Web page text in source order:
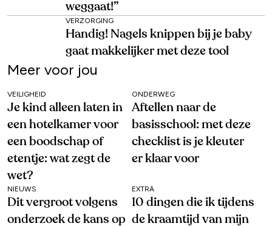
weggaat!’’
VERZORGING
Handig! Nagels knippen bij je baby
gaat makkelijker met deze tool
Meer voor jou
VEILIGHEID
Je kind alleen laten in
een hotelkamer voor
een boodschap of
etentje: wat zegt de
wet?
ONDERWEG
Aftellen naar de
basisschool: met deze
checklist is je kleuter
er klaar voor
NIEUWS
Dit vergroot volgens
onderzoek de kans op
EXTRA
10 dingen die ik tijdens
de kraamtijd van mijn